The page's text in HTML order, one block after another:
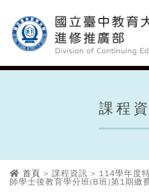
課程
首頁 > 課程資訊 > 114學年度
師學士後教育學分班(B班)第1期繳